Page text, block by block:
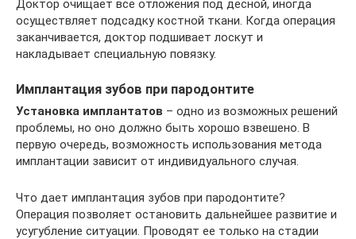
Доктор очищает все отложения под десной, иногда
осуществляет подсадку костной ткани. Когда операция
заканчивается, доктор подшивает лоскут и
накладывает специальную повязку.
Имплантация зубов при пародонтите
Установка имплантатов – одно из возможных решений
проблемы, но оно должно быть хорошо взвешено. В
первую очередь, возможность использования метода
имплантации зависит от индивидуального случая.
Что дает имплантация зубов при пародонтите?
Операция позволяет остановить дальнейшее развитие и
усугубление ситуации. Проводят ее только на стадии